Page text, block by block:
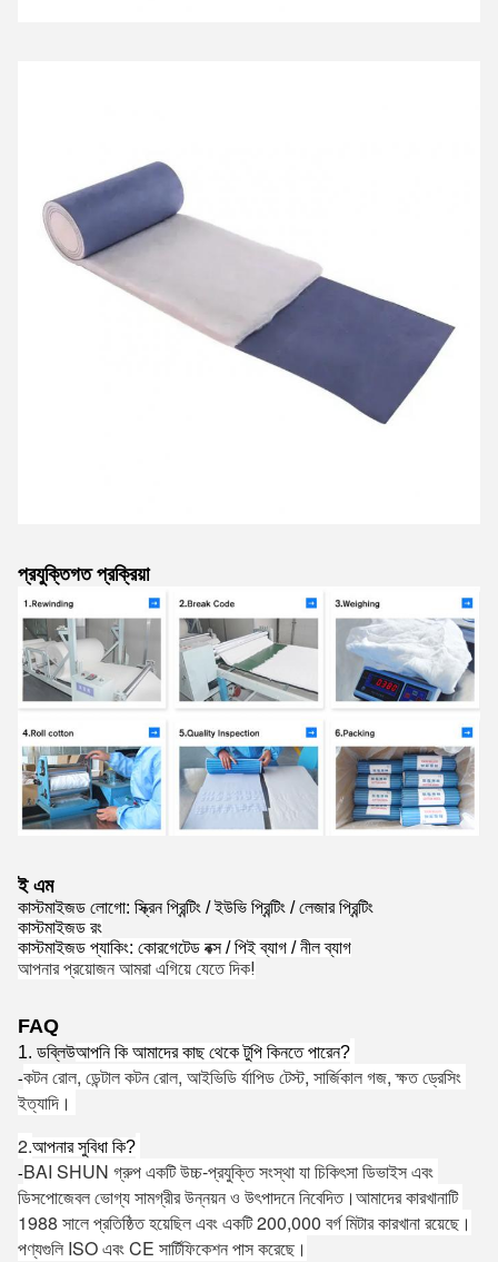
প্রযুক্তিগত প্রক্রিয়া
ই এম
কাস্টমাইজড লোগো: স্ক্রিন প্রিন্টিং / ইউভি প্রিন্টিং / লেজার প্রিন্টিং
কাস্টমাইজড রং
কাস্টমাইজড প্যাকিং: কোরগেটেড বক্স / পিই ব্যাগ / নীল ব্যাগ
আপনার প্রয়োজন আমরা এগিয়ে যেতে দিক!
FAQ
1. ডব্লিউআপনি কি আমাদের কাছ থেকে টুপি কিনতে পারেন?
-কটন রোল, ডেন্টাল কটন রোল, আইভিডি র্যাপিড টেস্ট, সার্জিকাল গজ, ক্ষত ড্রেসিং
ইত্যাদি।
2.আপনার সুবিধা কি?
-BAI SHUN গ্রুপ একটি উচ্চ-প্রযুক্তি সংস্থা যা চিকিৎসা ডিভাইস এবং
ডিসপোজেবল ভোগ্য সামগ্রীর উন্নয়ন ও উৎপাদনে নিবেদিত।আমাদের কারখানাটি
1988 সালে প্রতিষ্ঠিত হয়েছিল এবং একটি 200,000 বর্গ মিটার কারখানা রয়েছে।
পণ্যগুলি ISO এবং CE সার্টিফিকেশন পাস করেছে।